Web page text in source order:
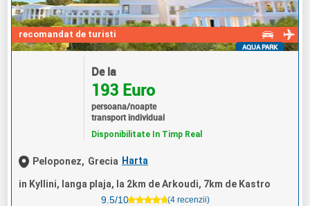
recomandat de turisti
AQUA PARK
De la
193 Euro
persoana/noapte
transport individual
Disponibilitate In Timp Real
Peloponez, Grecia Harta
in Kyllini, langa plaja, la 2km de Arkoudi, 7km de Kastro
9.5/10
(4 recenzii)